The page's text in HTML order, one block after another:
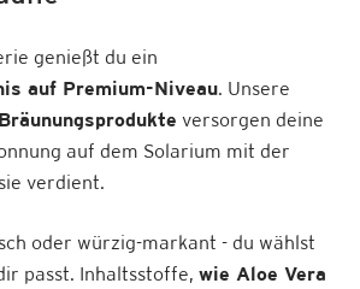
genießt du ein
auf Premium-Niveau. Unsere
versorgen deine
auf dem Solarium mit der
verdient.
oder würzig-markant - du wählst
passt. Inhaltsstoffe, wie Aloe Vera